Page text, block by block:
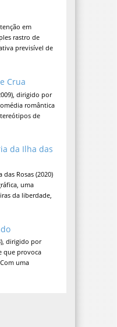
em
rastro de
previsível de
Crua
dirigido por
romântica
de
da Ilha das
Rosas (2020)
uma
da liberdade,
dirigido por
que provoca
uma